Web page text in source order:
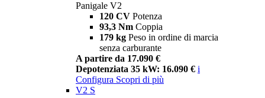
Panigale V2
120 CV Potenza
93,3 Nm Coppia
179 kg Peso in ordine di marcia
senza carburante
A partire da 17.090 €
Depotenziata 35 kW: 16.090 € i
Configura Scopri di più
V2 S